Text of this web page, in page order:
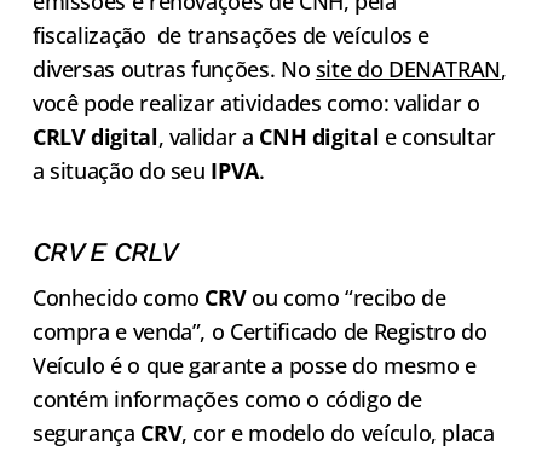
fiscalização de transações de veículos e
diversas outras funções. No site do DENATRAN,
você pode realizar atividades como: validar o
CRLVdigital, validar a CNH digital e consultar
a situação do seu IPVA.
CRV E CRLV
Conhecido como CRVou como “recibo de
compra e venda”, o Certificado de Registro do
Veículo é o que garante a posse do mesmo e
contém informações como o código de
segurança CRV, cor e modelo do veículo, placa